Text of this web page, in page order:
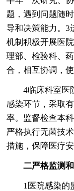
题，遇到问题随
导和决策能力。3
机制积极开展医
理部、检验科、
合，相互协调，
4临床科室医院
感染环节，采取
率。监督检查本
严格执行无菌技
措施，保障医疗安
二严格监测
1医院感染的监